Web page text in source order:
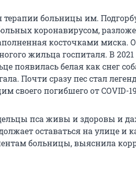
больницы им.
коронавирусом,
косточками миска.
жильца госпиталя. В
появилась белая как снег
Почти сразу пес стал
своего погибшего от COVID-
пса живы и здоровы и
оставаться на улице и
больницы, выяснила